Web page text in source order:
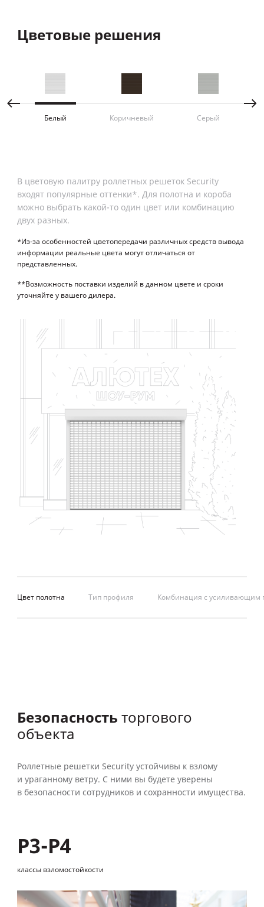
Цветовые решения
Белый Коричневый Серый
В цветовую палитру роллетных решеток Security
входят популярные оттенки*. Для полотна и короба
можно выбрать какой-то один цвет или комбинацию
двух разных.
*Из-за особенностей цветопередачи различных средств вывода
информации реальные цвета могут отличаться от
представленных.
**Возможность поставки изделий в данном цвете и сроки
уточняйте у вашего дилера.
Цвет полотна Тип профиля Комбинация с усиливающим
Безопасность торгового
объекта
Роллетные решетки Security устойчивы к взлому
и ураганному ветру. С ними вы будете уверены
в безопасности сотрудников и сохранности имущества.
Р3-Р4
классы взломостойкости